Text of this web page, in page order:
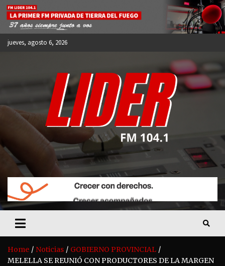
Skip
content
jueves, agosto 6, 2026
FM LIDER 104.1
Home Noticias
GOBIERNO PROVINCIAL
MELELLA SE REUNIÓ CON PRODUCTORES DE LA MARGEN